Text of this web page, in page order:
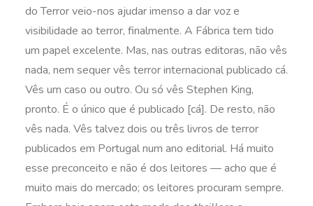
do Terror veio-nos ajudar imenso a dar voz e
visibilidade ao terror, finalmente. A Fábrica tem tido
um papel excelente. Mas, nas outras editoras, não vês
nada, nem sequer vês terror internacional publicado cá.
Vês um caso ou outro. Ou só vês Stephen King,
pronto. É o único que é publicado [cá]. De resto, não
vês nada. Vês talvez dois ou três livros de terror
publicados em Portugal num ano editorial. Há muito
esse preconceito e não é dos leitores — acho que é
muito mais do mercado; os leitores procuram sempre.